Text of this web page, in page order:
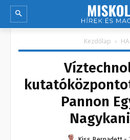
Kezdőlap
Pannon